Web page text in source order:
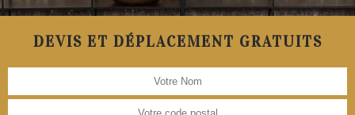
DEVIS ET DÉPLACEMENT GRATUITS